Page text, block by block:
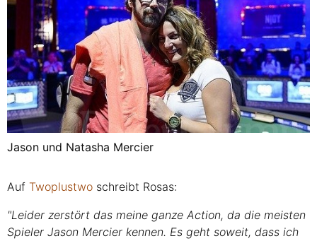
Jason und Natasha Mercier
Auf Twoplustwo schreibt Rosas:
"Leider zerstört das meine ganze Action, da die meisten
Spieler Jason Mercier kennen. Es geht soweit, dass ich